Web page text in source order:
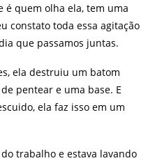
é quem olha ela, tem uma
constato toda essa agitação
que passamos juntas.
ela destruiu um batom
pentear e uma base. E
ela faz isso em um
trabalho e estava lavando